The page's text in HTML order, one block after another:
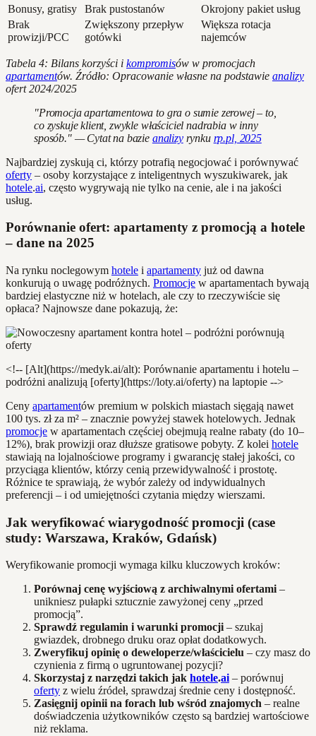
Bonusy, gratisy
Brak pustostanów
Okrojony pakiet usług
Brak
prowizji/PCC
Zwiększony przepływ
gotówki
Większa rotacja
najemców
Tabela 4: Bilans korzyści i kompromisów w promocjach
apartamentów. Źródło: Opracowanie własne na podstawie analizy
ofert 2024/2025
"Promocja apartamentowa to gra o sumie zerowej – to,
co zyskuje klient, zwykle właściciel nadrabia w inny
sposób." — Cytat na bazie analizyrynku rp.pl, 2025
Najbardziej zyskują ci, którzy potrafią negocjować i porównywać
oferty – osoby korzystające z inteligentnych wyszukiwarek, jak
hotele.ai, często wygrywają nie tylko na cenie, ale i na jakości
usług.
Porównanie ofert: apartamenty z promocją a hotele
– dane na 2025
Na rynku noclegowym hotele i apartamenty już od dawna
konkurują o uwagę podróżnych. Promocje w apartamentach bywają
bardziej elastyczne niż w hotelach, ale czy to rzeczywiście się
opłaca? Najnowsze dane pokazują, że:
<!-- [Alt](https://medyk.ai/alt): Porównanie apartamentu i hotelu –
podróżni analizują [oferty](https://loty.ai/oferty) na laptopie -->
Ceny apartamentów premium w polskich miastach sięgają nawet
100 tys. zł za m² – znacznie powyżej stawek hotelowych. Jednak
promocje w apartamentach częściej obejmują realne rabaty (do 10–
12%), brak prowizji oraz dłuższe gratisowe pobyty. Z kolei hotele
stawiają na lojalnościowe programy i gwarancję stałej jakości, co
przyciąga klientów, którzy cenią przewidywalność i prostotę.
Różnice te sprawiają, że wybór zależy od indywidualnych
preferencji – i od umiejętności czytania między wierszami.
Jak weryfikować wiarygodność promocji (case
study: Warszawa, Kraków, Gdańsk)
Weryfikowanie promocji wymaga kilku kluczowych kroków:
Porównaj cenę wyjściową z archiwalnymi ofertami–
unikniesz pułapki sztucznie zawyżonej ceny „przed
promocją”.
Sprawdź regulamin i warunki promocji– szukaj
gwiazdek, drobnego druku oraz opłat dodatkowych.
Zweryfikuj opinię o deweloperze/właścicielu – czy masz do
czynienia z firmą o ugruntowanej pozycji?
Skorzystaj z narzędzi takich jak hotele.ai– porównuj
oferty z wielu źródeł, sprawdzaj średnie ceny i dostępność.
Zasięgnij opinii na forach lub wśród znajomych – realne
doświadczenia użytkowników często są bardziej wartościowe
niż reklama.